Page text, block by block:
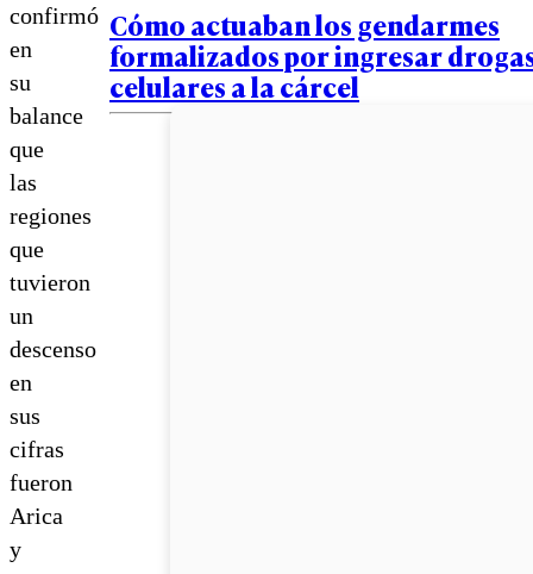
confirmó
en
su
balance
que
las
regiones
que
tuvieron
un
descenso
en
sus
cifras
fueron
Arica
y
Cómo actuaban los gendarmes
formalizados por ingresar
celulares a la cárcel